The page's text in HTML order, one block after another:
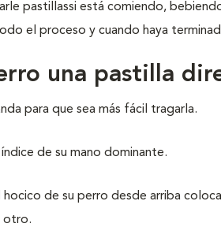
pastillassi está comiendo,
el proceso y cuando haya
una pastilla
para que sea más fácil tragarla.
de su mano dominante.
de su perro desde arriba
otro.